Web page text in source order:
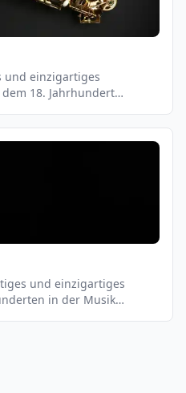
und einzigartiges
warmen Klang. Der
Palette an Klängen, die von
und dramatisch
und einzigartiges
in der Musik